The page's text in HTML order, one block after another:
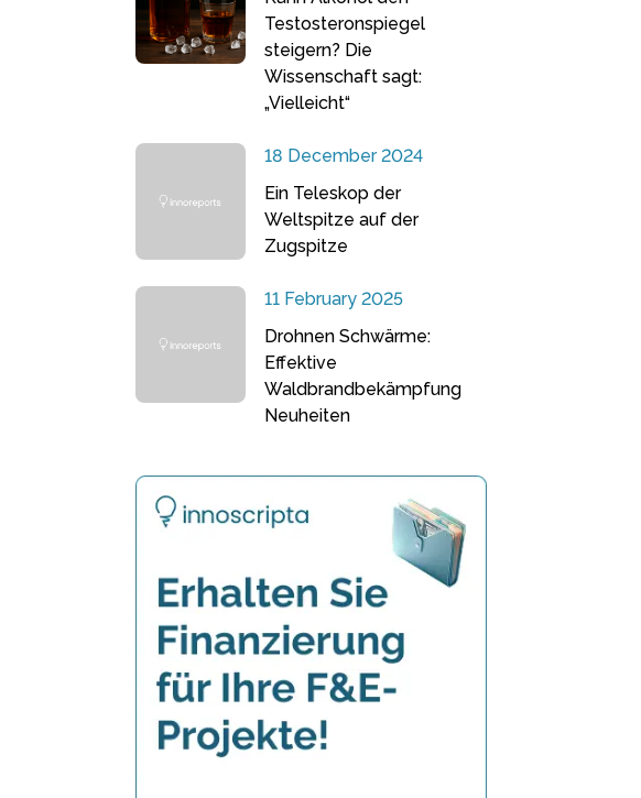
Testosteronspiegel
steigern? Die
Wissenschaft sagt:
„Vielleicht“
18 December 2024
Ein Teleskop der
Weltspitze auf der
Zugspitze
11 February 2025
Drohnen Schwärme:
Effektive
Waldbrandbekämpfung
Neuheiten